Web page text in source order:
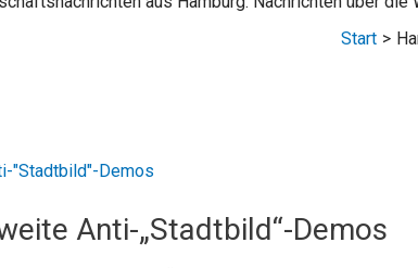
Start
Anti-„Stadtbild“-Demos